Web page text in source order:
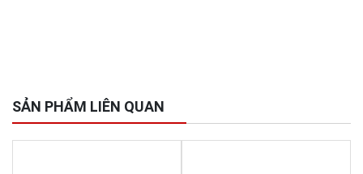
SẢN PHẨM LIÊN QUAN